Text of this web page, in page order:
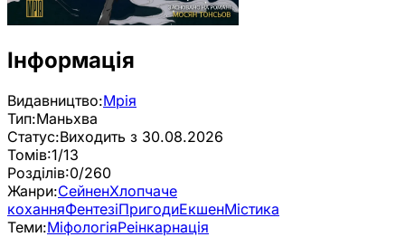
Інформація
Видавництво:Мрія
Тип:Маньхва
Статус:Виходить з 30.08.2026
Томів:1/13
Розділів:0/260
Жанри:СейненХлопчаче
коханняФентезіПригодиЕкшенМістика
Теми:МіфологіяРеінкарнація